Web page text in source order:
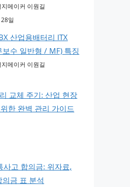
메이커 이원길
일
산업용배터리 ITX
보수 일반형 / MF) 특징
메이커 이원길
교체 주기: 산업 현장
한 완벽 관리 가이드
사고 합의금: 위자료,
의금 표 분석